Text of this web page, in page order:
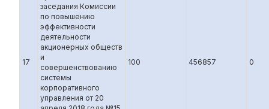
17
заседания Комиссии
по повышению
эффективности
деятельности
акционерных обществ
и
совершенствованию
системы
корпоративного
управления от 20
100 456857 0